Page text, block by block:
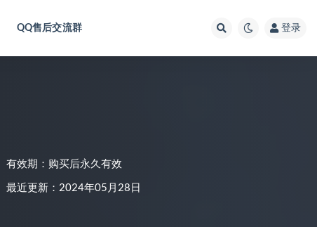
QQ售后交流群 登录
有效期：购买后永久有效
最近更新：2024年05月28日